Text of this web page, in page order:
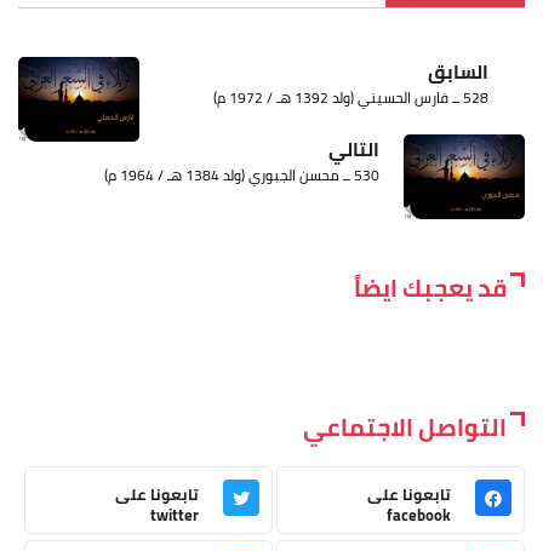
السابق
528 ــ فارس الحسيني (ولد 1392 هـ / 1972 م)
التالي
530 ــ محسن الجبوري (ولد 1384 هـ / 1964 م)
قد يعجبك ايضاً
التواصل الاجتماعي
تابعونا على
facebook
تابعونا على
twitter